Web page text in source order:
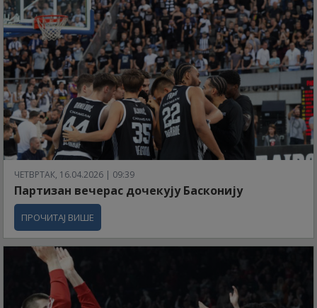
ЧЕТВРТАК, 16.04.2026 | 09:39
Партизан вечерас дочекују Басконију
ПРОЧИТАЈ ВИШЕ